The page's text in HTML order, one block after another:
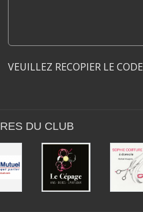
VEUILLEZ RECOPIER LE CODE
DU CLUB